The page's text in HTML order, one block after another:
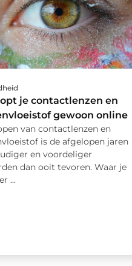
je contactlenzen en
gewoon online
van contactlenzen en
is de afgelopen jaren
en voordeliger
dan ooit tevoren. Waar je
...